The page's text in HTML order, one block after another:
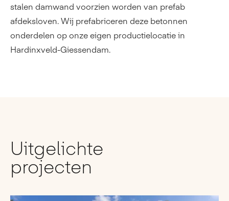
stalen damwand voorzien worden van prefab
afdeksloven. Wij prefabriceren deze betonnen
onderdelen op onze eigen productielocatie in
Hardinxveld-Giessendam.
Uitgelichte
projecten